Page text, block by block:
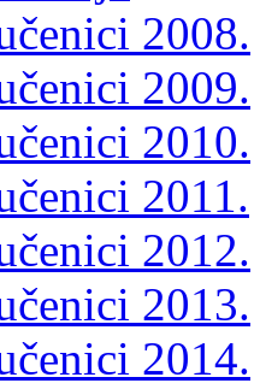
2008.
2009.
2010.
2011.
2012.
2013.
2014.